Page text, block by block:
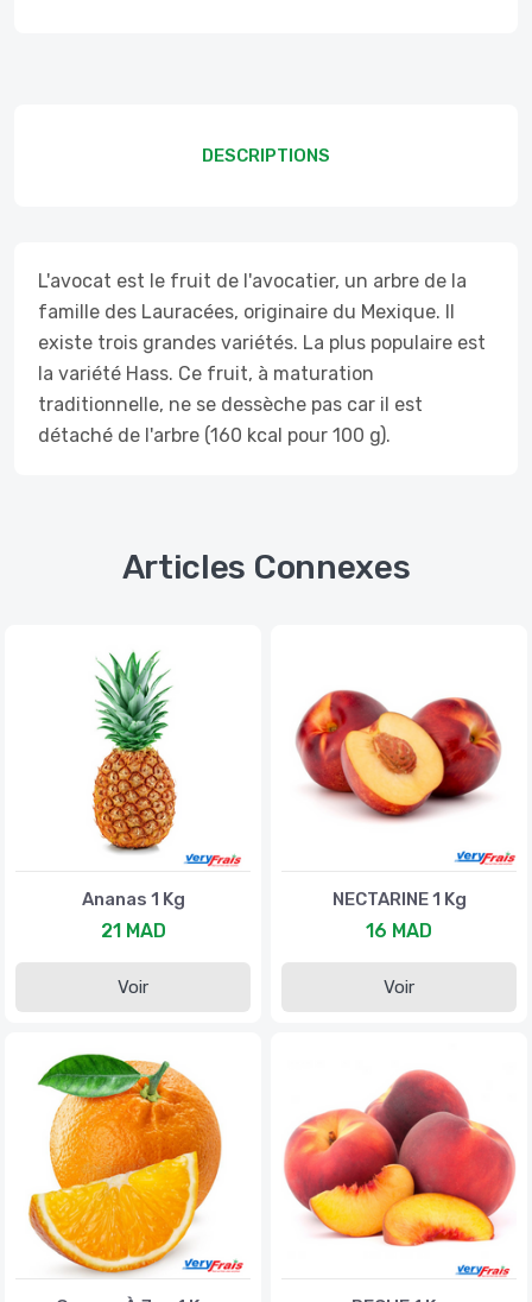
DESCRIPTIONS
L'avocat est le fruit de l'avocatier, un arbre de la
famille des Lauracées, originaire du Mexique. Il
existe trois grandes variétés. La plus populaire est
la variété Hass. Ce fruit, à maturation
traditionnelle, ne se dessèche pas car il est
détaché de l'arbre (160 kcal pour 100 g).
Articles Connexes
Ananas 1 Kg
21 MAD
Voir
NECTARINE 1 Kg
16 MAD
Voir